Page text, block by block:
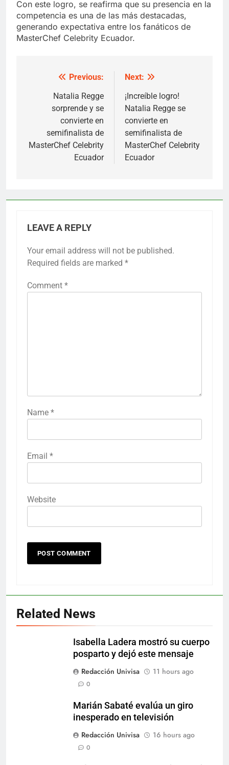
Con este logro, se reafirma que su presencia en la
competencia es una de las más destacadas,
generando expectativa entre los fanáticos de
MasterChef Celebrity Ecuador.
navigation
Previous:
Natalia Regge
sorprende y se
convierte en
semifinalista de
MasterChef Celebrity
Ecuador
Next:
¡Increíble logro!
Natalia Regge se
convierte en
semifinalista de
MasterChef Celebrity
Ecuador
LEAVE A REPLY
Your email address will not be published.
Required fields are marked *
Comment *
Name *
Email *
Website
Related News
Isabella Ladera mostró su cuerpo
posparto y dejó este mensaje
Redacción Univisa
11 hours ago
0
Marián Sabaté evalúa un giro
inesperado en televisión
Redacción Univisa
16 hours ago
0